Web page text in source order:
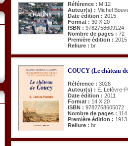
Référence : MI12
Auteur(s) : Michel
Date édition : 2015
Format : 30 X 20
ISBN : 9782758609124
Nombre de pages : 72
Première édition : 2015
Reliure : br
COUCY (Le château
Référence : 3028
Auteur(s) : E. Lefèvre-
Date édition : 2011
Format : 14 X 20
ISBN : 9782758605072
Nombre de pages : 114
Première édition : 1913
Reliure : br.